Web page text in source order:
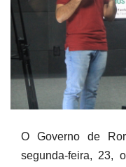
O Governo de
segunda-feira, 23,